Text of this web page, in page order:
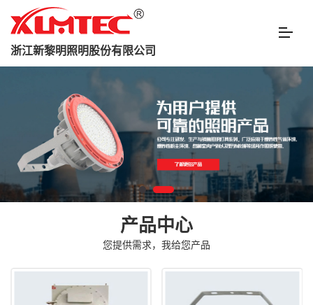
浙江新黎明照明股份有限公司
产品中心
您提供需求，我给您产品